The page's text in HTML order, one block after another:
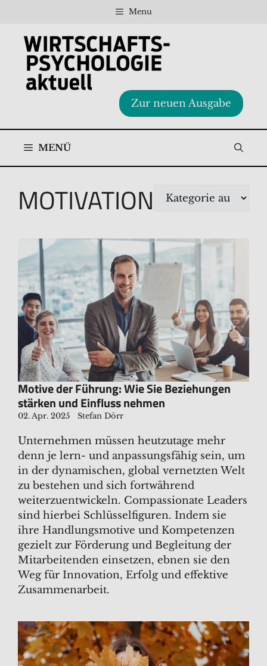
springen
Menu
Zur neuen Ausgabe
MENÜ
MOTIVATION Kategorien
Motive der Führung: Wie Sie Beziehungen
stärken und Einfluss nehmen
02. Apr. 2025 Stefan Dörr
Unternehmen müssen heutzutage mehr
denn je lern- und anpassungsfähig sein, um
in der dynamischen, global vernetzten Welt
zu bestehen und sich fortwährend
weiterzuentwickeln. Compassionate Leaders
sind hierbei Schlüsselfiguren. Indem sie
ihre Handlungsmotive und Kompetenzen
gezielt zur Förderung und Begleitung der
Mitarbeitenden einsetzen, ebnen sie den
Weg für Innovation, Erfolg und effektive
Zusammenarbeit.